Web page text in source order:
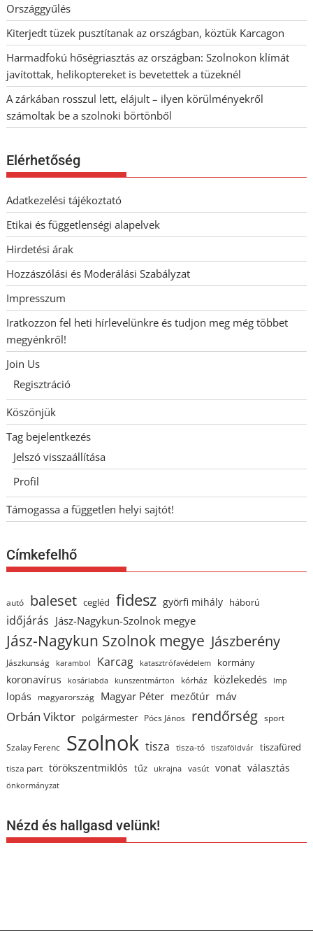
Országgyűlés
Kiterjedt tüzek pusztítanak az országban, köztük Karcagon
Harmadfokú hőségriasztás az országban: Szolnokon klímát
javítottak, helikoptereket is bevetettek a tüzeknél
A zárkában rosszul lett, elájult – ilyen körülményekről
számoltak be a szolnoki börtönből
Elérhetőség
Adatkezelési tájékoztató
Etikai és függetlenségi alapelvek
Hirdetési árak
Hozzászólási és Moderálási Szabályzat
Impresszum
Iratkozzon fel heti hírlevelünkre és tudjon meg még többet
megyénkről!
Join Us
Regisztráció
Köszönjük
Tag bejelentkezés
Jelszó visszaállítása
Profil
Támogassa a független helyi sajtót!
Címkefelhő
autó baleset cegléd fidesz györfi mihály háború
időjárás Jász-Nagykun-Szolnok megye
Jász-Nagykun Szolnok megye Jászberény
Jászkunság karambol Karcag katasztrófavédelem kormány
koronavírus kosárlabda kunszentmárton kórház közlekedés lmp
lopás magyarország Magyar Péter mezőtúr máv
Orbán Viktor polgármester Pócs János rendőrség sport
Szalay Ferenc Szolnok tisza tisza-tó tiszaföldvár tiszafüred
tisza part törökszentmiklós tűz ukrajna vasút vonat választás
önkormányzat
Nézd és hallgasd velünk!